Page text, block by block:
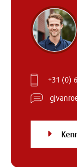
+31 (0)